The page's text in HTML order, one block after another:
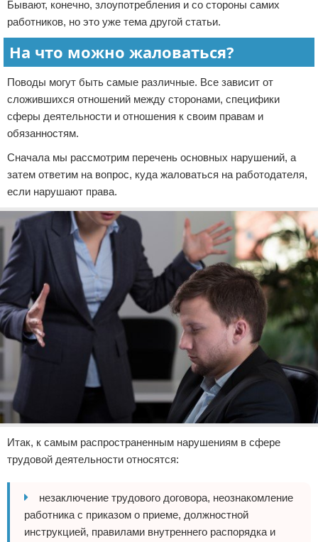
Бывают, конечно, злоупотребления и со стороны самих
работников, но это уже тема другой статьи.
На что можно жаловаться?
Поводы могут быть самые различные. Все зависит от
сложившихся отношений между сторонами, специфики
сферы деятельности и отношения к своим правам и
обязанностям.
Сначала мы рассмотрим перечень основных нарушений, а
затем ответим на вопрос, куда жаловаться на работодателя,
если нарушают права.
Итак, к самым распространенным нарушениям в сфере
трудовой деятельности относятся:
незаключение трудового договора, неознакомление
работника с приказом о приеме, должностной
инструкцией, правилами внутреннего распорядка и